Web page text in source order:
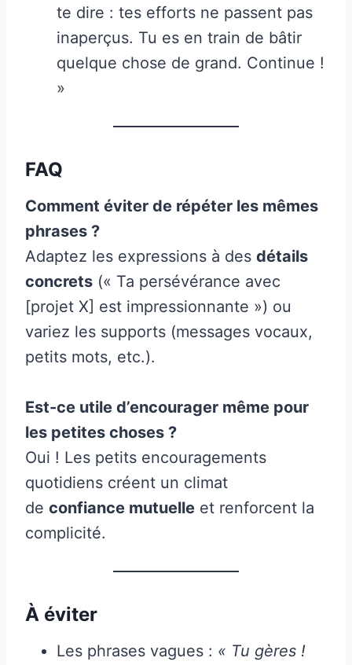
te dire : tes efforts ne passent pas
inaperçus. Tu es en train de bâtir
quelque chose de grand. Continue !
»
FAQ
Comment éviter de répéter les mêmes
phrases ?
Adaptez les expressions à des détails
concrets (« Ta persévérance avec
[projet X] est impressionnante ») ou
variez les supports (messages vocaux,
petits mots, etc.).
Est-ce utile d’encourager même pour
les petites choses ?
Oui ! Les petits encouragements
quotidiens créent un climat
de confiance mutuelle et renforcent la
complicité.
À éviter
Les phrases vagues : « Tu gères !